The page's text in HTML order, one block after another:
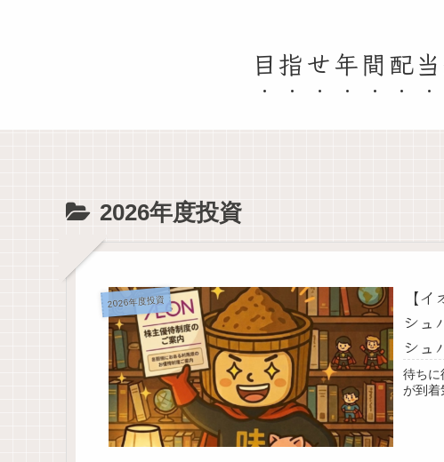
目指せ年間配
2026年度投資
2026年度投資
【
シュ
シュ
待ちに
が到着